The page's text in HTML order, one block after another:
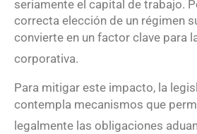
seriamente el capital de trabajo.
correcta elección de un régimen
convierte en un factor clave para
corporativa.
Para mitigar este impacto, la
contempla mecanismos que
legalmente las obligaciones